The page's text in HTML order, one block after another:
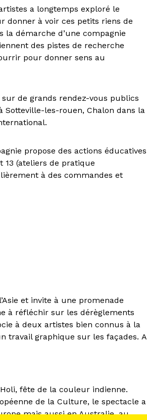
a longtemps exploré le
donner à voir ces petits riens de
la démarche d’une compagnie
des pistes de recherche
pour donner sens au
de grands rendez-vous publics
Sotteville-les-rouen, Chalon dans la
propose des actions éducatives
13 (ateliers de pratique
à des commandes et
et invite à une promenade
à réfléchir sur les dérèglements
à deux artistes bien connus à la
travail graphique sur les façades. A
fête de la couleur indienne.
de la Culture, le spectacle a
mais aussi en Australie, au